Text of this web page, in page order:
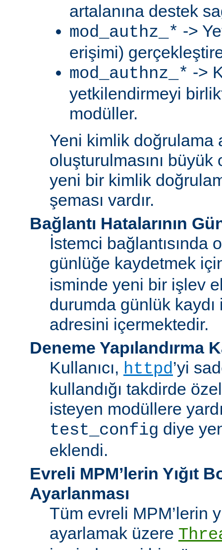
artalanına destek
mod_authz_* ->
erişimi)
mod_authnz_* ->
yetkilendirmeyi
modüller.
Yeni kimlik doğrulama
oluşturulmasını
yeni bir kimlik
şeması vardır.
Bağlantı Hatalarının
İstemci bağlantısında
günlüğe kaydetmek
isminde yeni bir işlev
durumda günlük
adresini içermektedir.
Deneme Yapılandırma
Kullanıcı, httpd’yi
kullandığı takdirde
isteyen modüllere
test_config diye
eklendi.
Evreli MPM’lerin Yığıt
Ayarlanması
Tüm evreli MPM’lerin
ayarlamak üzere